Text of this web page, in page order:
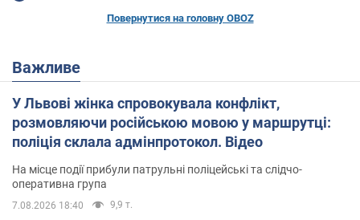
Повернутися на головну OBOZ
Важливе
У Львові жінка спровокувала конфлікт,
розмовляючи російською мовою у маршрутці:
поліція склала адмінпротокол. Відео
На місце події прибули патрульні поліцейські та слідчо-
оперативна група
7.08.2026 18:40 9,9 т.